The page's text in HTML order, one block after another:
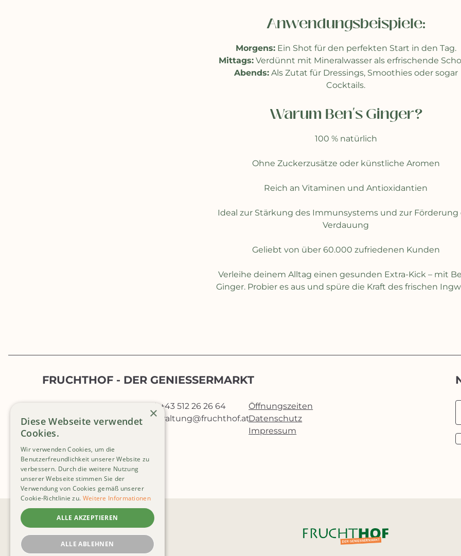
Anwendungsbeispiele:
Morgens:Ein Shot für den perfekten Start in den Tag.
Mittags:Verdünnt mit Mineralwasser als erfrischende
Abends:Als Zutat für Dressings, Smoothies oder sogar
Cocktails.
Warum Ben's Ginger?
100 % natürlich
Ohne Zuckerzusätze oder künstliche Aromen
Reich an Vitaminen und Antioxidantien
Ideal zur Stärkung des Immunsystems und zur Förderung
Verdauung
Geliebt von über 60.000 zufriedenen Kunden
Verleihe deinem Alltag einen gesunden Extra-Kick – mit
Ginger. Probier es aus und spüre die Kraft des frischen
FRUCHTHOF - DER GENIESSERMARKT
Straße 19
6020 Innsbruck
Tel: +43 512 26 26 64
verwaltung@fruchthof.at
Öffnungszeiten
Datenschutz
Impressum
×
Diese Webseite verwendet
Cookies.
Wir verwenden Cookies, um die
Benutzerfreundlichkeit unserer Website zu
verbessern. Durch die weitere Nutzung
unserer Webseite stimmen Sie der
Verwendung von Cookies gemäß unserer
Cookie-Richtlinie zu. Weitere Informationen
ALLE AKZEPTIEREN
ALLE ABLEHNEN